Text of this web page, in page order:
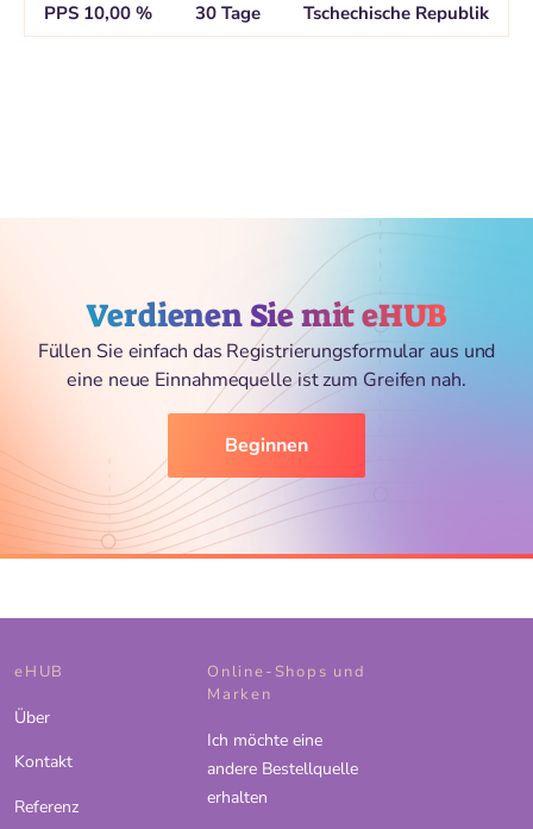
PPS 10,00 % 30 Tage Tschechische Republik
Verdienen Sie mit eHUB
Füllen Sie einfach das Registrierungsformular aus und
eine neue Einnahmequelle ist zum Greifen nah.
Beginnen
eHUB
Über
Kontakt
Referenz
Online-Shops und
Marken
Ich möchte eine
andere Bestellquelle
erhalten